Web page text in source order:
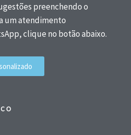
preenchendo o
um atendimento
clique no botão abaixo.